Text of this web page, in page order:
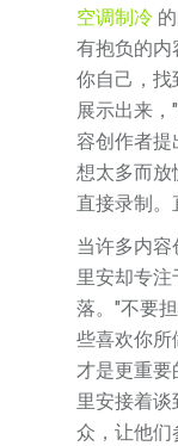
空调制冷
有抱负的内
你自己，找
展示出来
容创作者提
想太多而放
直接录制。
当许多内
里安却专
落。"不要
些喜欢你
才是更重要
里安接着
众，让他